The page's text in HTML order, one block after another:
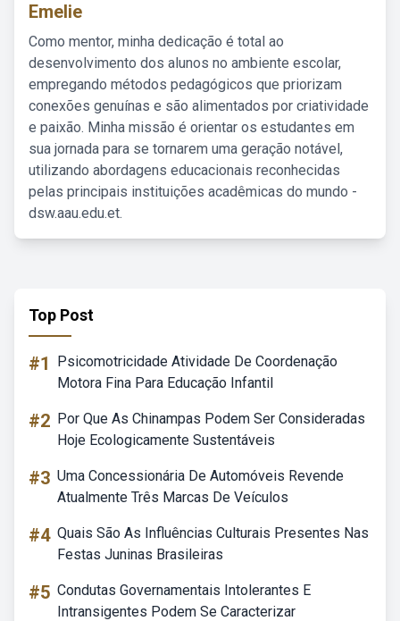
Emelie
Como mentor, minha dedicação é total ao
desenvolvimento dos alunos no ambiente escolar,
empregando métodos pedagógicos que priorizam
conexões genuínas e são alimentados por criatividade
e paixão. Minha missão é orientar os estudantes em
sua jornada para se tornarem uma geração notável,
utilizando abordagens educacionais reconhecidas
pelas principais instituições acadêmicas do mundo -
dsw.aau.edu.et.
Top Post
#1
Psicomotricidade Atividade De Coordenação
Motora Fina Para Educação Infantil
#2 Por Que As Chinampas Podem Ser Consideradas
Hoje Ecologicamente Sustentáveis
#3 Uma Concessionária De Automóveis Revende
Atualmente Três Marcas De Veículos
#4 Quais São As Influências Culturais Presentes Nas
Festas Juninas Brasileiras
#5 Condutas Governamentais Intolerantes E
Intransigentes Podem Se Caracterizar